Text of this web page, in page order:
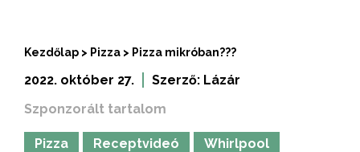
Kezdőlap > Pizza > Pizza mikróban???
2022. október 27. Szerző: Lázár
Szponzorált tartalom
Pizza Receptvideó Whirlpool